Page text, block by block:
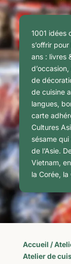
1001 idées
s’offrir
ans : livres
de
de cuisine
langues,
carte
Cultures
sésame
de l’Asie.
Vietnam,
la Corée, la
Accueil /
Atelier de